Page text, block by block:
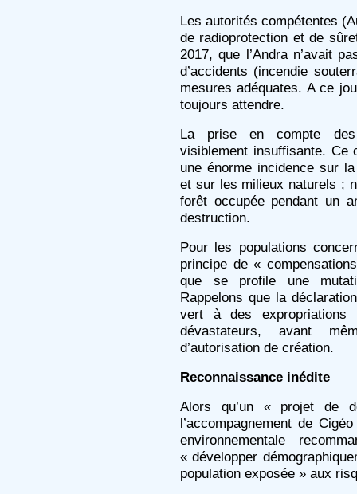
Les autorités compétentes
de radioprotection et de
2017, que l’Andra n’avait
d’accidents (incendie
mesures adéquates. A ce
toujours attendre.
La prise en compte des
visiblement insuffisante. Ce
une énorme incidence sur
et sur les milieux naturels ;
forêt occupée pendant un
destruction.
Pour les populations
principe de «
que se profile une
Rappelons que la
vert à des expropriations
dévastateurs, avant
d’autorisation de création.
Reconnaissance inédite
Alors qu’un « projet de
l’accompagnement de
environnementale
« développer
population exposée » aux